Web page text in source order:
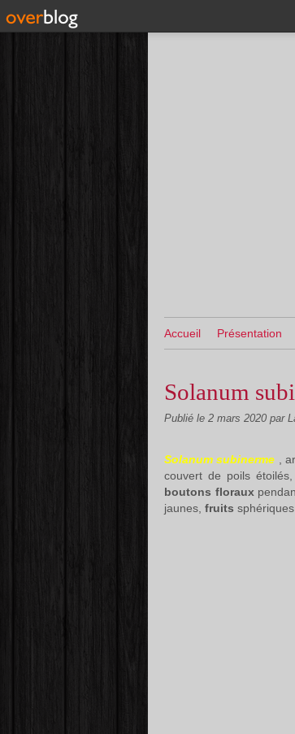
Accueil Présentation
Solanum
Publié le 2 mars 2020 par
Solanum subinerme ,
couvert de poils
boutons floraux
jaunes, fruits